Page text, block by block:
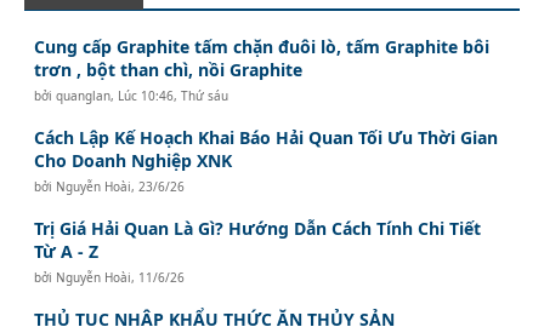
Cung cấp Graphite tấm chặn đuôi lò, tấm Graphite bôi
trơn , bột than chì, nồi Graphite
bởiquanglan, Lúc 10:46, Thứ sáu
Cách Lập Kế Hoạch Khai Báo Hải Quan Tối Ưu Thời Gian
Cho Doanh Nghiệp XNK
bởi Nguyễn Hoài,23/6/26
Trị Giá Hải Quan Là Gì? Hướng Dẫn Cách Tính Chi Tiết
Từ A - Z
bởi Nguyễn Hoài, 11/6/26
THỦ TỤC NHẬP KHẨU THỨC ĂN THỦY SẢN